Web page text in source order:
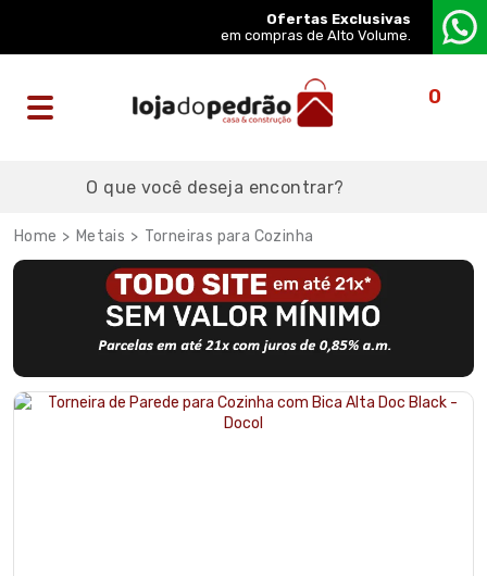
Ofertas Exclusivas
em compras de Alto Volume.
0
Metais Torneiras para Cozinha